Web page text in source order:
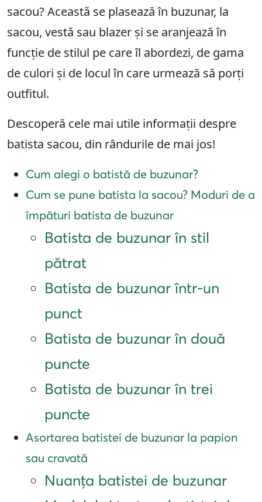
sacou? Această se plasează în buzunar, la
sacou, vestă sau blazer și se aranjează în
funcție de stilul pe care îl abordezi, de gama
de culori și de locul în care urmează să porți
outfitul.
Descoperă cele mai utile informații despre
batista sacou, din rândurile de mai jos!
Cum alegi o batistă de buzunar?
Cum se pune batista la sacou? Moduri de a
împături batista de buzunar
Batista de buzunar în stil
pătrat
Batista de buzunar într-un
punct
Batista de buzunar în două
puncte
Batista de buzunar în trei
puncte
Asortarea batistei de buzunar la papion
sau cravată
Nuanța batistei de buzunar